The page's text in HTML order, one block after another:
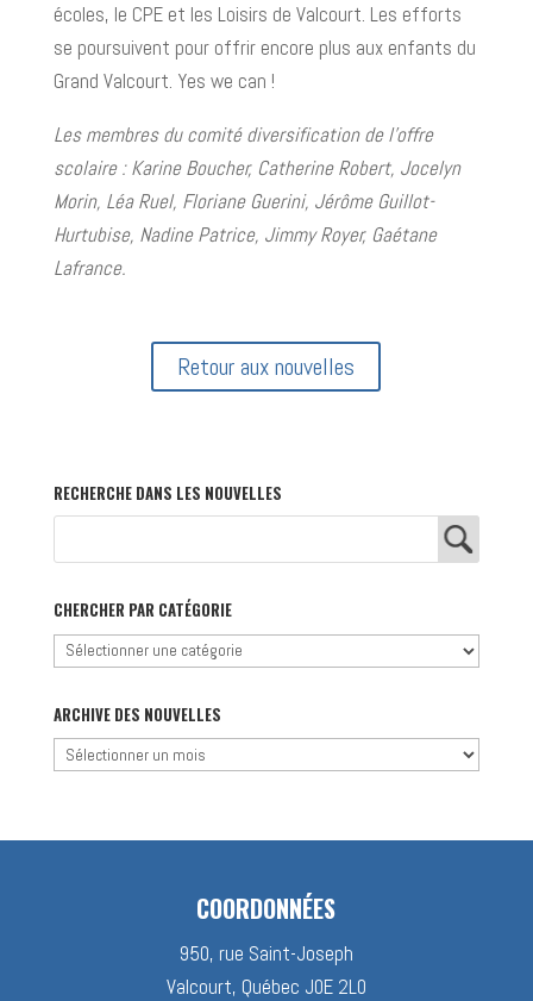
écoles, le CPE et les Loisirs de Valcourt. Les efforts
se poursuivent pour offrir encore plus aux enfants du
Grand Valcourt. Yes we can !
Les membres du comité diversification de l’offre
scolaire : Karine Boucher, Catherine Robert, Jocelyn
Morin, Léa Ruel, Floriane Guerini, Jérôme Guillot-
Hurtubise, Nadine Patrice, Jimmy Royer, Gaétane
Lafrance.
Retour aux nouvelles
RECHERCHE DANS LES NOUVELLES
CHERCHER PAR CATÉGORIE
Chercher
catégorie
ARCHIVE DES NOUVELLES
Archive
COORDONNÉES
950, rue Saint-Joseph
Valcourt, Québec J0E 2L0